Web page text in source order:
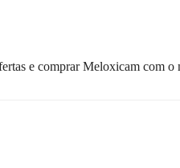
e comprar Meloxicam com o